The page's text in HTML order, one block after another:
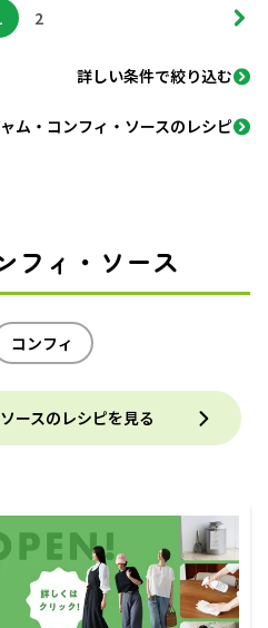
2
詳しい条件で絞り込む
ム・コンフィ・ソースのレシピ
フィ・ソース
コンフィ
ースのレシピを見る